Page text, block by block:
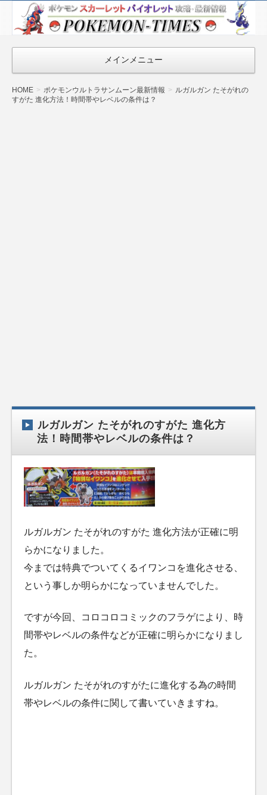
ポケモン最新
情報まとめ
『POKEMON-
TIMES』
メインメニュー
HOME ポケモンウルトラサンムーン最新情報
ルガルガン たそがれの
すがた 進化方法！時間帯やレベルの条件は？
ルガルガン たそがれのすがた 進化方
法！時間帯やレベルの条件は？
ルガルガン たそがれのすがた 進化方法が正確に明
らかになりました。
今までは特典でついてくるイワンコを進化させる、
という事しか明らかになっていませんでした。
ですが今回、コロコロコミックのフラゲにより、時
間帯やレベルの条件などが正確に明らかになりまし
た。
ルガルガン たそがれのすがたに進化する為の時間
帯やレベルの条件に関して書いていきますね。